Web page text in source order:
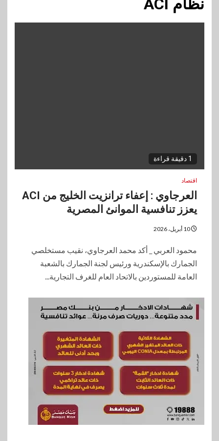
نظام ACI
1 دقيقة قراءة
اقتصاد
العرجاوي : إعفاء ترانزيت الخليج من ACI
يعزز تنافسية الموانئ المصرية
محمود العربي _ أكد محمد العرجاوي، نقيب مستخلصي
الجمارك بالإسكندرية ورئيس لجنة الجمارك بالشعبة
العامة للمستوردين بالاتحاد العام للغرف التجارية...